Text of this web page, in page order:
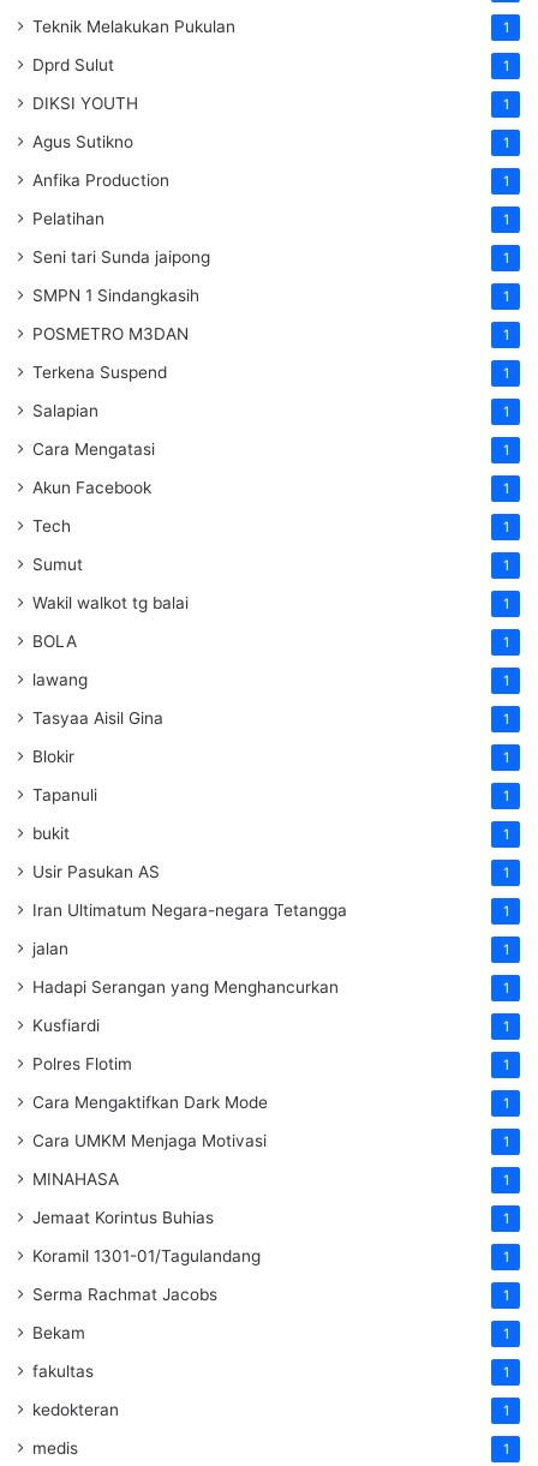
Teknik Melakukan Pukulan 1
Dprd Sulut 1
DIKSI YOUTH 1
Agus Sutikno 1
Anfika Production 1
Pelatihan 1
Seni tari Sunda jaipong 1
SMPN 1 Sindangkasih 1
POSMETRO M3DAN 1
Terkena Suspend 1
Salapian 1
Cara Mengatasi 1
Akun Facebook 1
Tech 1
Sumut 1
Wakil walkot tg balai 1
BOLA 1
lawang 1
Tasyaa Aisil Gina 1
Blokir 1
Tapanuli 1
bukit 1
Usir Pasukan AS 1
Iran Ultimatum Negara-negara Tetangga 1
jalan 1
Hadapi Serangan yang Menghancurkan 1
Kusfiardi 1
Polres Flotim 1
Cara Mengaktifkan Dark Mode 1
Cara UMKM Menjaga Motivasi 1
MINAHASA 1
Jemaat Korintus Buhias 1
Koramil 1301-01/Tagulandang 1
Serma Rachmat Jacobs 1
Bekam 1
fakultas 1
kedokteran 1
medis 1